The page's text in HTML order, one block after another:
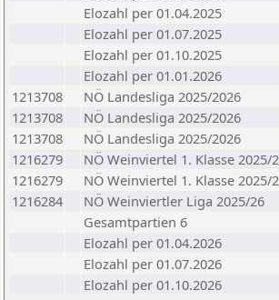
Elozahl per 01.04.2025
Elozahl per 01.07.2025
Elozahl per 01.10.2025
Elozahl per 01.01.2026
1213708
NÖ Landesliga 2025/2026
1213708
NÖ Landesliga 2025/2026
1213708
NÖ Landesliga 2025/2026
1216279
NÖ Weinviertel 1. Klasse 2025/
1216279
NÖ Weinviertel 1. Klasse 2025/
1216284
NÖ Weinviertler Liga 2025/26
Gesamtpartien 6
Elozahl per 01.04.2026
Elozahl per 01.07.2026
Elozahl per 01.10.2026